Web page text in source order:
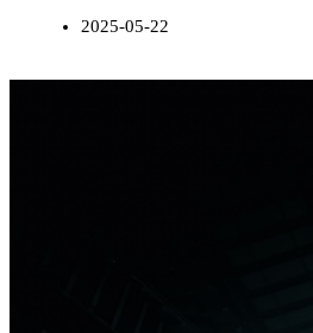
2025-05-22